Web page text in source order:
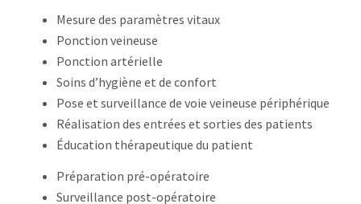
Mesure des paramètres vitaux
Ponction veineuse
Ponction artérielle
Soins d’hygiène et de confort
Pose et surveillance de voie veineuse périphérique
Réalisation des entrées et sorties des patients
Éducation thérapeutique du patient
Préparation pré-opératoire
Surveillance post-opératoire